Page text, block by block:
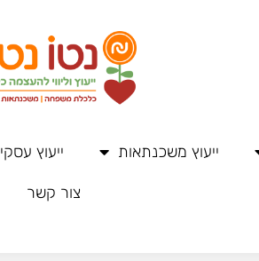
ייעוץ משכנתאות ייעוץ עסקי
צור קשר